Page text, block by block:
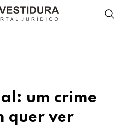
um crime
quer ver